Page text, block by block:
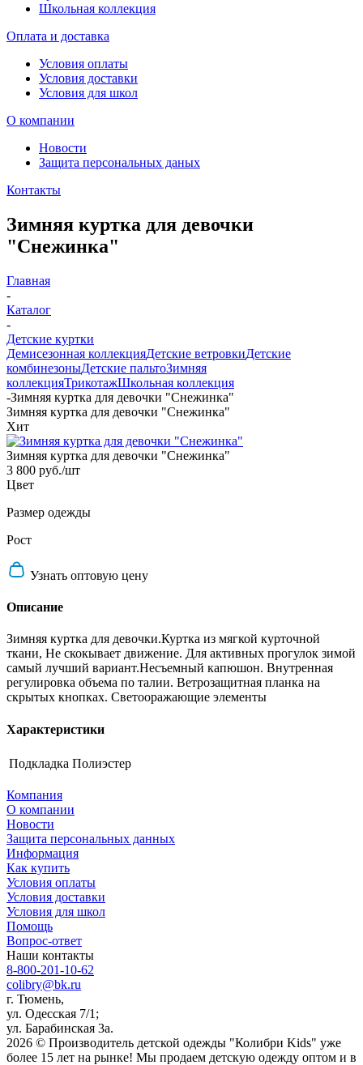
Школьная коллекция
Оплата и доставка
Условия оплаты
Условия доставки
Условия для школ
О компании
Новости
Защита персональных даных
Контакты
Зимняя куртка для девочки
"Снежинка"
Главная
-
Каталог
-
Детские куртки
Демисезонная коллекцияДетские ветровкиДетские
комбинезоныДетские пальтоЗимняя
коллекцияТрикотажШкольная коллекция
-Зимняя куртка для девочки "Снежинка"
Зимняя куртка для девочки "Снежинка"
Хит
Зимняя куртка для девочки "Снежинка"
3 800 руб./шт
Цвет
Размер одежды
Рост
Узнать оптовую цену
Описание
Зимняя куртка для девочки.Куртка из мягкой курточной
ткани, Не скокывает движение. Для активных прогулок зимой
самый лучший вариант.Несъемный капюшон. Внутренная
регулировка объема по талии. Ветрозащитная планка на
скрытых кнопках. Светооражающие элементы
Характеристики
Подкладка Полиэстер
Компания
О компании
Новости
Защита персональных данных
Информация
Как купить
Условия оплаты
Условия доставки
Условия для школ
Помощь
Вопрос-ответ
Наши контакты
8-800-201-10-62
colibry@bk.ru
г. Тюмень,
ул. Одесская 7/1;
ул. Барабинская 3а.
2026 © Производитель детской одежды "Колибри Kids" уже
более 15 лет на рынке! Мы продаем детскую одежду оптом и в